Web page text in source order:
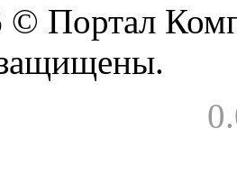
© Портал